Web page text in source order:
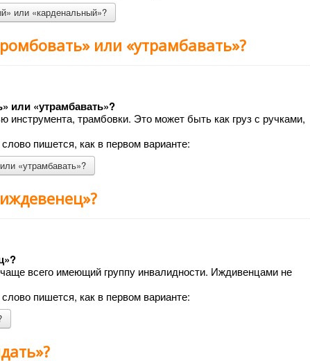
или «карденальный»?
или «утрамбавать»?
или «утрамбавать»?
трамбовки. Это может быть как груз с ручками,
пишется, как в первом варианте:
«утрамбавать»?
всего имеющий группу инвалидности. Иждивенцами не
пишется, как в первом варианте: